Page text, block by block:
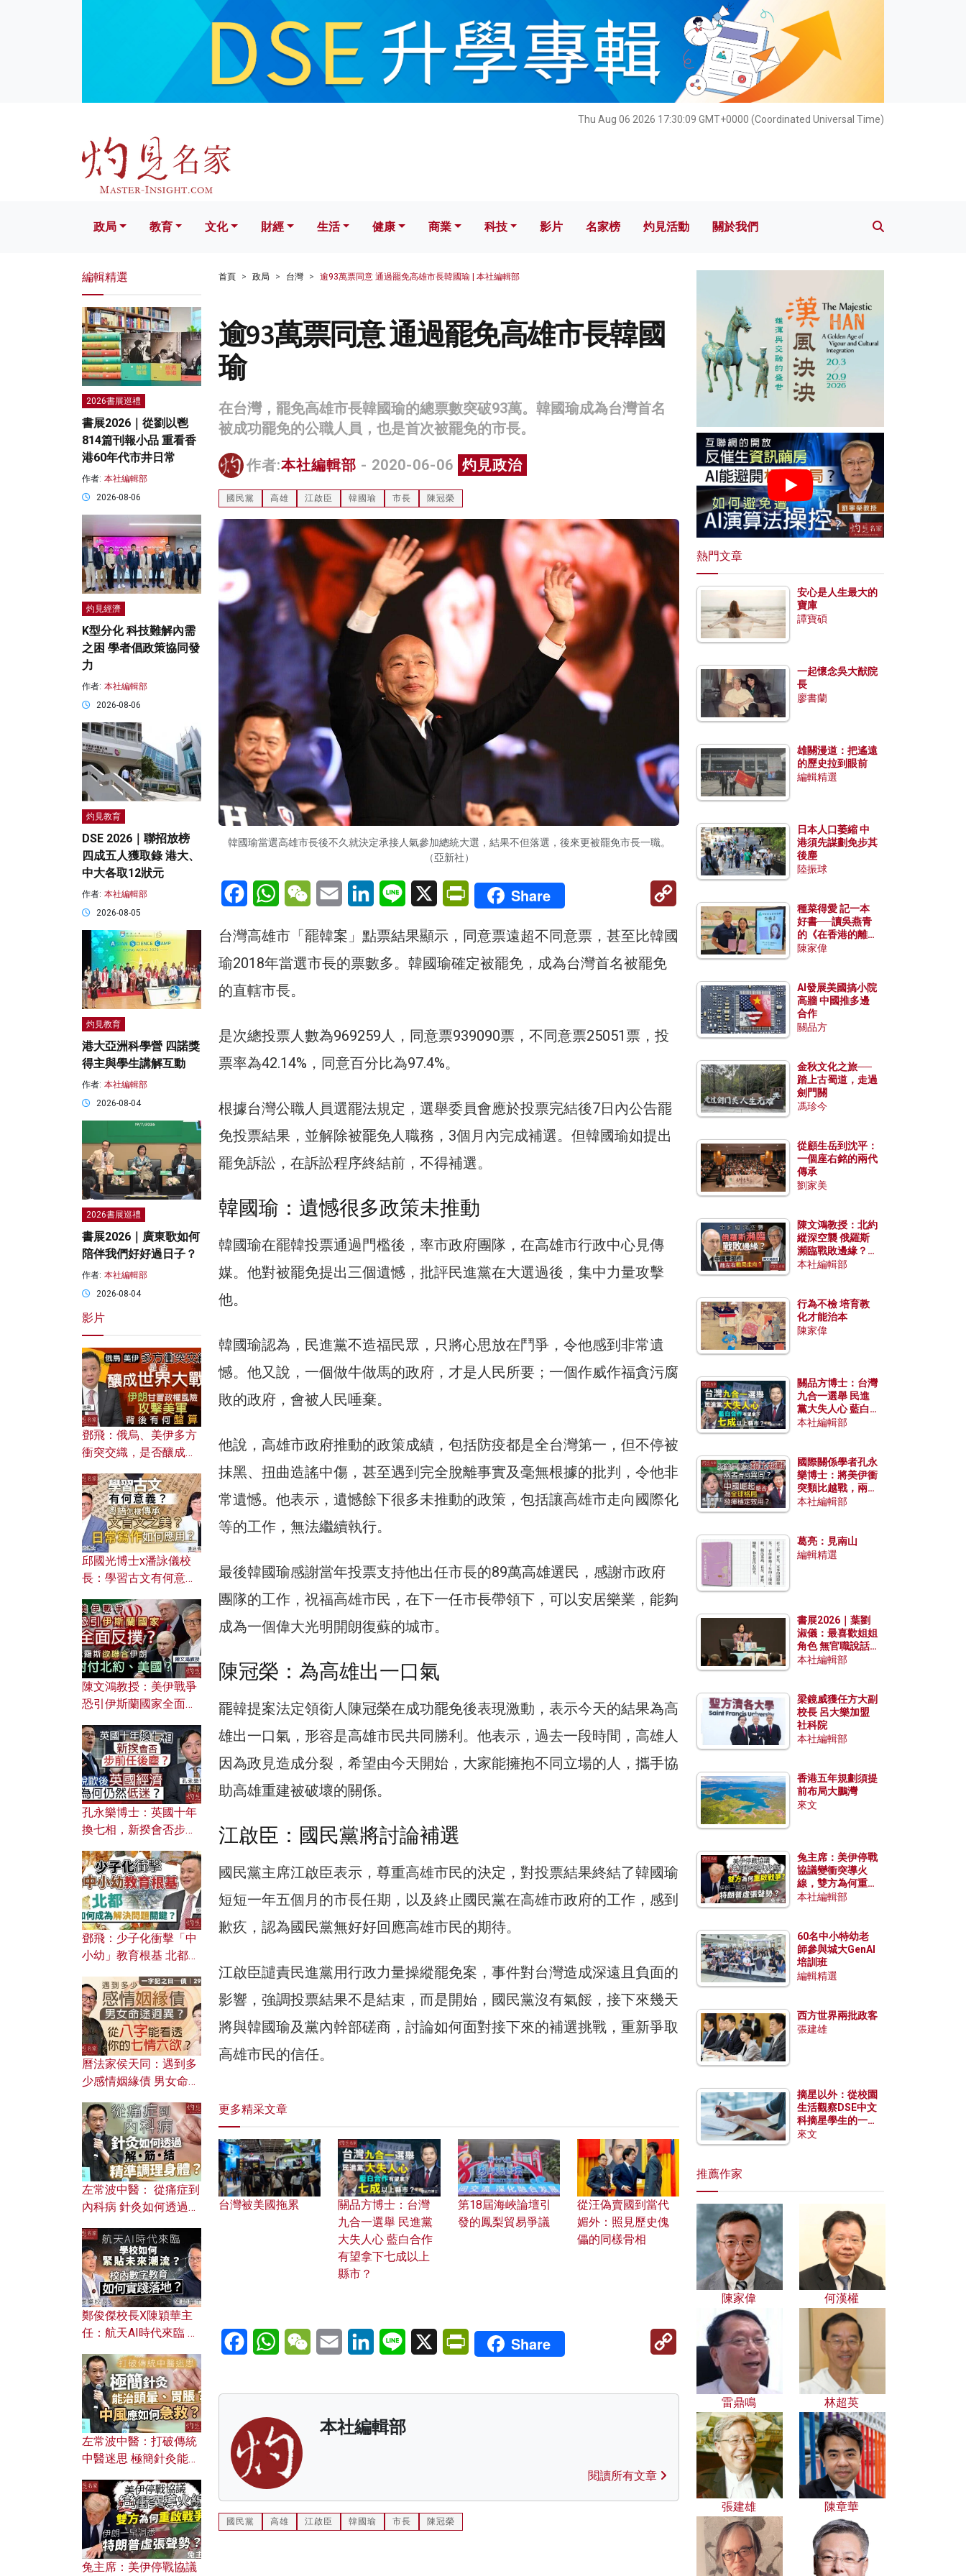
Thu Aug 06 2026 17:30:11 GMT+0000 (Coordinated Universal Time)
文化 財經 生活 健康 科技 影片 名家榜 灼見活動 關於我們
政局 教育 文化 財經 生活 健康 商業 科技 影片 名家榜 灼見活動 關於我們
首頁 政局 台灣 逾93萬票同意 通過罷免高雄市長韓國瑜 | 本社編輯部
逾93萬票同意 通過罷免高雄市長韓國
瑜
在台灣，罷免高雄市長韓國瑜的總票數突破93萬。韓國瑜成為台灣首名
被成功罷免的公職人員，也是首次被罷免的市長。
作者:本社編輯部 - 2020-06-06 灼見政治
國民黨 高雄 江啟臣 韓國瑜 市長 陳冠榮
韓國瑜當選高雄市長後不久就決定承接人氣參加總統大選，結果不但落選，後來更被罷免市長一職。
（亞新社）
FacebookWhatsAppWeChatEmail LinkedInLine X PrintFriendly
Share
台灣高雄市「罷韓案」點票結果顯示，同意票遠超不同意票，甚至比韓國
瑜2018年當選市長的票數多。韓國瑜確定被罷免，成為台灣首名被罷免
的直轄市長。
是次總投票人數為969259人，同意票939090票，不同意票25051票，投
票率為42.14%，同意百分比為97.4%。
根據台灣公職人員選罷法規定，選舉委員會應於投票完結後7日內公告罷
免投票結果，並解除被罷免人職務，3個月內完成補選。但韓國瑜如提出
罷免訴訟，在訴訟程序終結前，不得補選。
韓國瑜：遺憾很多政策未推動
韓國瑜在罷韓投票通過門檻後，率市政府團隊，在高雄市行政中心見傳
媒。他對被罷免提出三個遺憾，批評民進黨在大選過後，集中力量攻擊
他。
韓國瑜認為，民進黨不造福民眾，只將心思放在鬥爭，令他感到非常遺
憾。他又說，一個做牛做馬的政府，才是人民所要；一個作威作福貪污腐
敗的政府，會被人民唾棄。
他說，高雄市政府推動的政策成績，包括防疫都是全台灣第一，但不停被
抹黑、扭曲造謠中傷，甚至遇到完全脫離事實及毫無根據的批判，令他非
常遺憾。他表示，遺憾餘下很多未推動的政策，包括讓高雄市走向國際化
等的工作，無法繼續執行。
最後韓國瑜感謝當年投票支持他出任市長的89萬高雄選民，感謝市政府
團隊的工作，祝福高雄市民，在下一任市長帶領下，可以安居樂業，能夠
成為一個偉大光明開朗復蘇的城市。
陳冠榮：為高雄出一口氣
罷韓提案法定領銜人陳冠榮在成功罷免後表現激動，表示今天的結果為高
雄出一口氣，形容是高雄市民共同勝利。他表示，過去一段時間，高雄人
因為政見造成分裂，希望由今天開始，大家能擁抱不同立場的人，攜手協
助高雄重建被破壞的關係。
江啟臣：國民黨將討論補選
國民黨主席江啟臣表示，尊重高雄市民的決定，對投票結果終結了韓國瑜
短短一年五個月的市長任期，以及終止國民黨在高雄市政府的工作，感到
歉疚，認為國民黨無好好回應高雄市民的期待。
江啟臣譴責民進黨用行政力量操縱罷免案，事件對台灣造成深遠且負面的
影響，強調投票結果不是結束，而是開始，國民黨沒有氣餒，接下來幾天
將與韓國瑜及黨內幹部磋商，討論如何面對接下來的補選挑戰，重新爭取
高雄市民的信任。
更多精采文章
台灣被美國拖累
關品方博士：台灣
九合一選舉 民進黨
大失人心 藍白合作
有望拿下七成以上
縣市？
第18屆海峽論壇引
發的鳳梨貿易爭議
從汪偽賣國到當代
媚外：照見歷史傀
儡的同樣骨相
FacebookWhatsAppWeChatEmail LinkedInLine X PrintFriendly
Share
Link
本社編輯部
閱讀所有文章
國民黨 高雄 江啟臣 韓國瑜 市長 陳冠榮
編輯精選
2026書展巡禮
書展2026｜從劉以鬯
814篇刊報小品 重看香
港60年代市井日常
作者: 本社編輯部
2026-08-06
灼見經濟
K型分化 科技難解內需
之困 學者倡政策協同發
力
作者: 本社編輯部
2026-08-06
灼見教育
DSE 2026｜聯招放榜
四成五人獲取錄 港大、
中大各取12狀元
作者: 本社編輯部
2026-08-05
灼見教育
港大亞洲科學營 四諾獎
得主與學生講解互動
作者: 本社編輯部
2026-08-04
2026書展巡禮
書展2026｜廣東歌如何
陪伴我們好好過日子？
作者: 本社編輯部
2026-08-04
影片
鄧飛：俄烏、美伊多方
衝突交織，是否釀成世
風險攻擊美軍，背後有
何盤算？
邱國光博士x潘詠儀校
長：學習古文有何意
文之美？ 日常寫作如何
應用？
陳文鴻教授：美伊戰爭
恐引伊斯蘭國家全面反
對付北約美國？
孔永樂博士：英國十年
換七相，新揆會否步前
濟為何仍然低迷？
鄧飛：少子化衝擊「中
小幼」教育根基 北都如
曆法家侯天同：遇到多
少感情姻緣債 男女命途
的七情六欲？
左常波中醫： 從痛症到
內科病 針灸如何透過解
鄭俊傑校長X陳穎華主
任：航天AI時代來臨 學
校內數字教育如何實踐
落地？
左常波中醫：打破傳統
中醫迷思 極簡針灸能治
何急救？
兔主席：美伊停戰協議
熱門文章
安心是人生最大的
寶庫
譚寶碩
一起懷念吳大猷院
長
廖書蘭
雄關漫道：把遙遠
的歷史拉到眼前
編輯精選
日本人口萎縮 中
港須先謀劃免步其
後塵
陸振球
種菜得愛 記一本
好書──讀吳燕青
的《在香港的離島
種菜》
陳家偉
AI發展美國搞小院
高牆 中國推多邊
合作
關品方
金秋文化之旅──
踏上古蜀道，走過
劍門關
馮珍今
從顧生岳到沈平：
一個座右銘的兩代
傳承
劉家美
陳文鴻教授：北約
縱深空襲 俄羅斯
瀕臨戰敗邊緣？中
國零部件能左右戰
本社編輯部
行為不檢 培育教
化才能治本
陳家偉
關品方博士：台灣
九合一選舉 民進
黨大失人心 藍白
合作有望拿下七成
本社編輯部
國際關係學者孔永
樂博士：將美伊衝
突類比越戰，兩者
有何異同？中國崛
本社編輯部
葛亮：見南山
編輯精選
書展2026｜葉劉
淑儀：最喜歡姐姐
角色 無官職說話
包袱少
本社編輯部
梁鏡威獲任方大副
校長 呂大樂加盟
社科院
本社編輯部
香港五年規劃須提
前布局大鵬灣
來文
兔主席：美伊停戰
協議變衝突導火
線，雙方為何重啟
戰爭？伊朗一早洞
本社編輯部
60名中小特幼老
師參與城大GenAI
培訓班
編輯精選
西方世界兩批政客
張建雄
摘星以外：從校園
生活觀察DSE中文
科摘星學生的一點
特質
來文
推薦作家
陳家偉 何漢權
雷鼎鳴 林超英
張建雄 陳章華